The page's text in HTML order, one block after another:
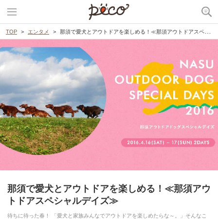
TOP エンタメ 那須で愛犬とアウトドアを楽しめる！≪那須アウトドアスペシャルデイズ≫
那須で愛犬とアウトドアを楽しめる！≪那須アウ
トドアスペシャルデイズ≫
待ちに待った春！ 「愛犬と家族みんなでアウトドアを楽しめたらな～。」そんなこ